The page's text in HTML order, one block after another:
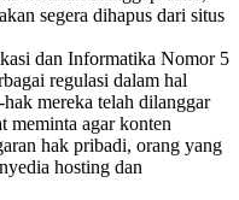
segera dihapus dari situs
dan Informatika Nomor 5
regulasi dalam hal
mereka telah dilanggar
meminta agar konten
hak pribadi, orang yang
hosting dan